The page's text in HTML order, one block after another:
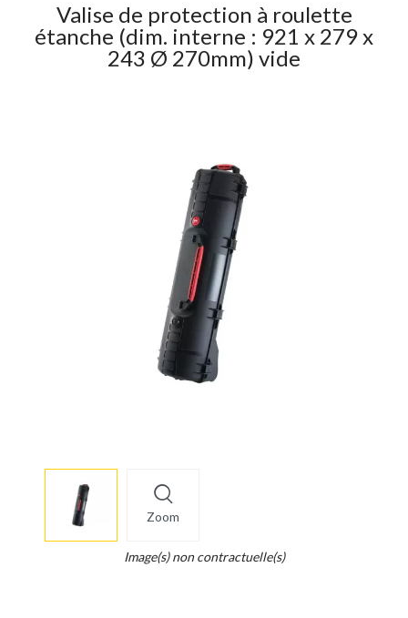
Valise de protection à roulette
étanche (dim. interne : 921 x 279 x
243 Ø 270mm) vide
Zoom
info
Legend...
Image(s) non contractuelle(s)